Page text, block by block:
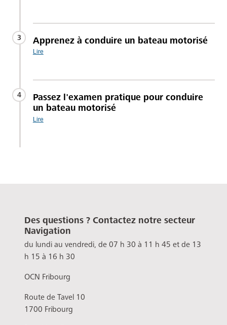
3 Apprenez à conduire un bateau motorisé
Lire
4
Passez l'examen pratique pour conduire
un bateau motorisé
Lire
Des questions ? Contactez notre secteur
Navigation
du lundi au vendredi, de 07 h 30 à 11 h 45 et de 13
h 15 à 16 h 30
OCN Fribourg
Route de Tavel 10
1700 Fribourg